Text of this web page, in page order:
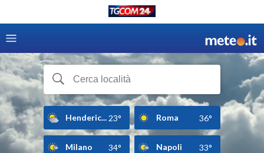
Henderic... 23° Roma 36°
Milano 34° Napoli 33°